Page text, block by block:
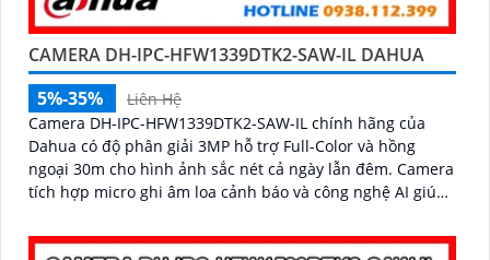
CAMERA DH-IPC-HFW1339DTK2-SAW-IL DAHUA
5%-35%
Liên Hệ
Camera DH-IPC-HFW1339DTK2-SAW-IL chính hãng của
Dahua có độ phân giải 3MP hỗ trợ Full-Color và hồng
ngoại 30m cho hình ảnh sắc nét cả ngày lẫn đêm. Camera
tích hợp micro ghi âm loa cảnh báo và công nghệ AI giúp